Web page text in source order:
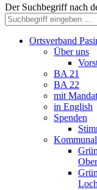
Der Suchbegriff nach
Ortsverband
Über uns
BA 21
BA 22
mit
in English
Spenden